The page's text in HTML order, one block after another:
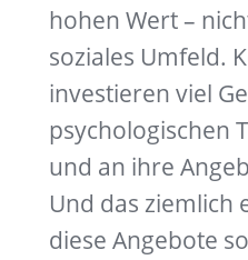
hohen Wert –
soziales Umfeld.
investieren viel
psychologischen
und an ihre
Und das ziemlich
diese Angebote